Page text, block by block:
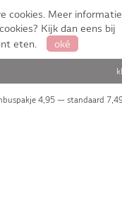
cookies. Meer informatie
Kijk dan eens bij
eten. oké
4,95 — standaard